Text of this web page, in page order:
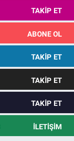
TAKIP ET
ABONE OL
TAKIP ET
TAKIP ET
TAKIP ET
İLETIŞIM